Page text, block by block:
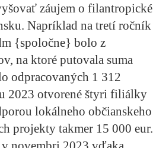
záujem o filantropické
Napríklad na tretí ročník
{spoločne} bolo z
na ktoré putovala suma
odpracovaných 1 312
2023 otvorené štyri filiálky
lokálneho občianskeho
projekty takmer 15 000 eur.